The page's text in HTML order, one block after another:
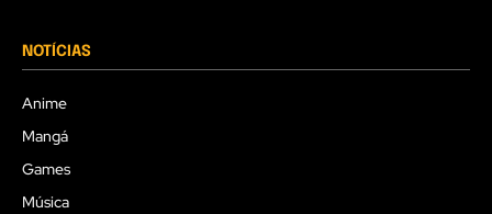
NOTÍCIAS
Anime
Mangá
Games
Música